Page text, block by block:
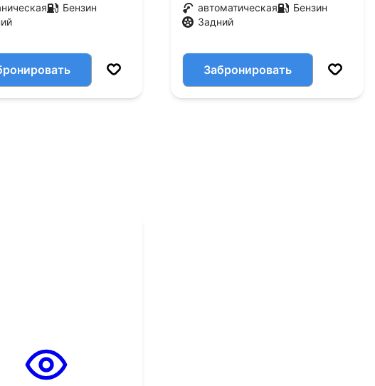
Бензин
автоматическая
Бензин
Задний
Забронировать